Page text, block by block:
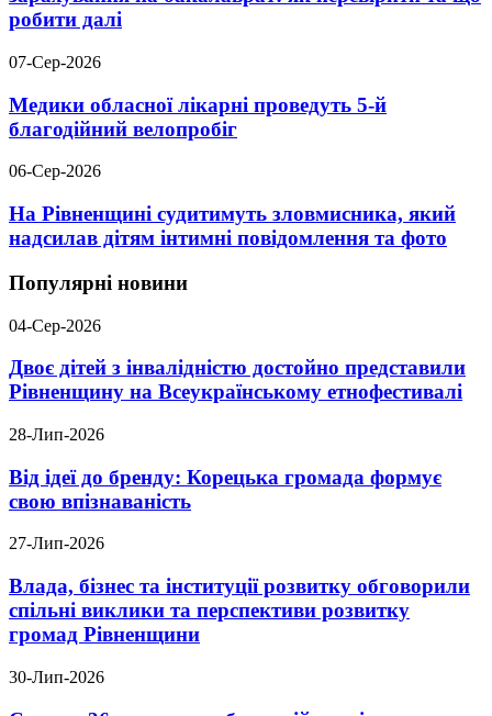
робити далі
07-Сер-2026
Медики обласної лікарні проведуть 5-й
благодійний велопробіг
06-Сер-2026
На Рівненщині судитимуть зловмисника, який
надсилав дітям інтимні повідомлення та фото
Популярні новини
04-Сер-2026
Двоє дітей з інвалідністю достойно представили
Рівненщину на Всеукраїнському етнофестивалі
28-Лип-2026
Від ідеї до бренду: Корецька громада формує
свою впізнаваність
27-Лип-2026
Влада, бізнес та інституції розвитку обговорили
спільні виклики та перспективи розвитку
громад Рівненщини
30-Лип-2026